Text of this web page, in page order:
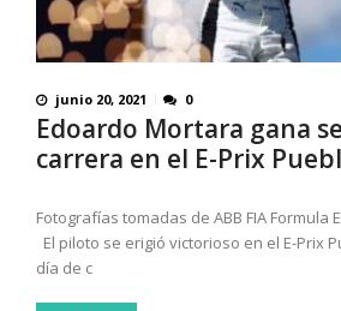
junio 20, 2021 0
Edoardo Mortara gana
carrera en el E-Prix
Fotografías tomadas de ABB FIA Formula
El piloto se erigió victorioso en el E-Prix
día de c